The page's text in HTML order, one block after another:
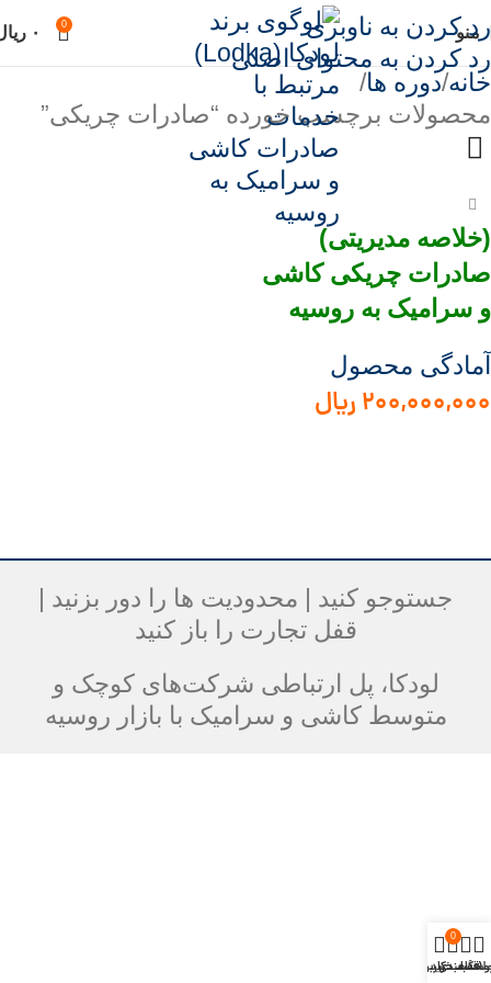
رد کردن به ناوبری
رد کردن به محتوای اصلی
منو 0 ۰
خانه دوره ها
محصولات برچسب خورده “صادرات چریکی”
(خلاصه مدیریتی)
صادرات چریکی کاشی
و سرامیک به روسیه
آمادگی محصول
۲۰۰,۰۰۰,۰۰۰ ریال
جستوجو کنید | محدودیت ها را دور بزنید |
قفل تجارت را باز کنید
لودکا، پل ارتباطی شرکت‌های کوچک و
متوسط کاشی و سرامیک با بازار روسیه
مندی
0
سبد خرید
حساب کاربری من